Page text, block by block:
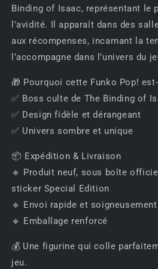
Binding of Isaac, représentant le
l’avidité. Il apparaît dans des
aux récompenses, incarnant la
l’accompagne dans l’univers du
🎁 Pourquoi cette Funko Pop!
✅ Boss culte de The Binding of
✅ Design fidèle et dérangeant
✅ Univers sombre et unique
📦 Expédition & Livraison
🔹 Produit neuf, sous boîte
sticker Special Edition
🔹 Envoi rapide et
🔹 Emballage renforcé
💰 Une figurine qui colle
jeu.